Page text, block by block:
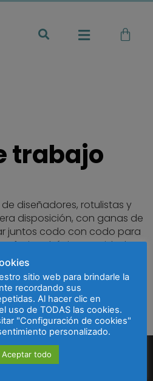
trabajo
diseñadores, rotulistas y
disposición, con ganas de
juntos codo con codo para
única y cuidada
de tu empresa.
por eso si tienes una idea,
de poder ayudarte.
sitio web para brindarle la
recordando sus
Al hacer clic en
uso de TODAS las cookies.
"Configuración de cookies"
personalizado.
Aceptar todo